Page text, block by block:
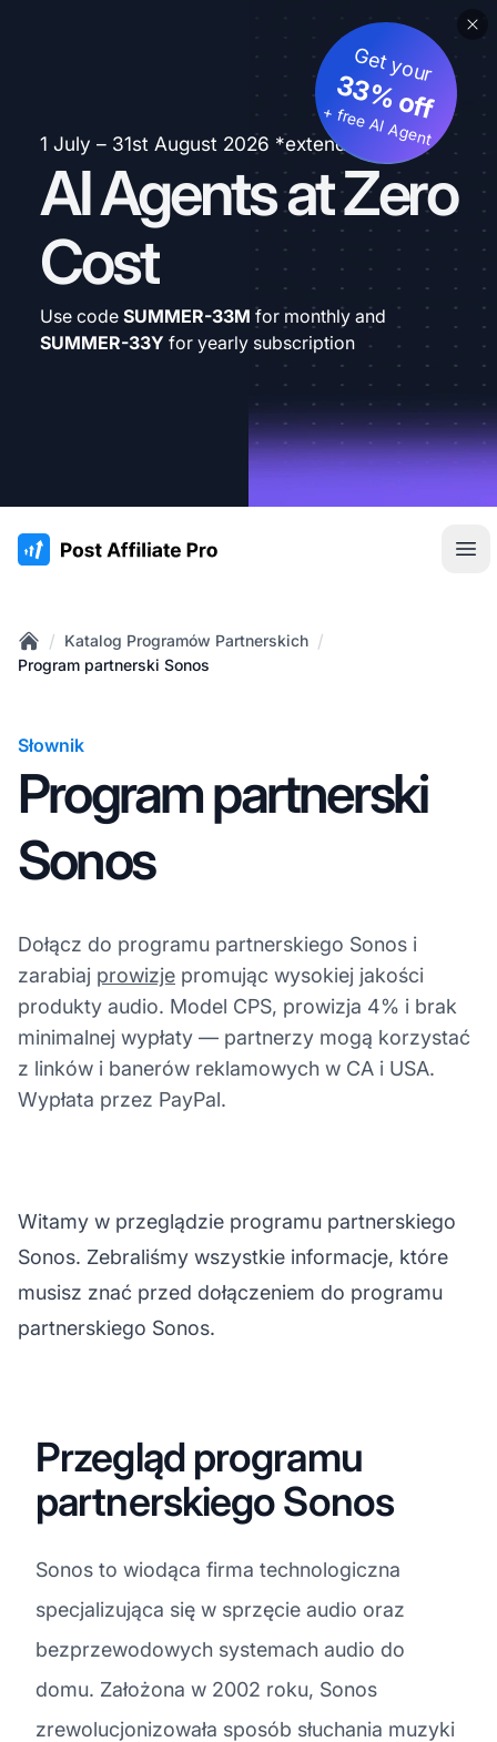
1 July – 31st August 2026 *extended
AI Agents at Zero
Cost
Get your
33% off
+ free AI Agent
Use code SUMMER-33M for monthly and
SUMMER-33Y for yearly subscription
:site.title
Home
/ Katalog Programów Partnerskich /
Program partnerski Sonos
Słownik
Program partnerski
Sonos
Dołącz do programu partnerskiego Sonos i
zarabiaj prowizje promując wysokiej jakości
produkty audio. Model CPS, prowizja 4% i brak
minimalnej wypłaty — partnerzy mogą korzystać
z linków i banerów reklamowych w CA i USA.
Wypłata przez PayPal.
Witamy w przeglądzie programu partnerskiego
Sonos. Zebraliśmy wszystkie informacje, które
musisz znać przed dołączeniem do programu
partnerskiego Sonos.
Przegląd programu
partnerskiego Sonos
Sonos to wiodąca firma technologiczna
specjalizująca się w sprzęcie audio oraz
bezprzewodowych systemach audio do
domu. Założona w 2002 roku, Sonos
zrewolucjonizowała sposób słuchania muzyki